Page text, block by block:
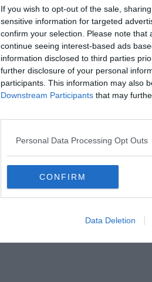
If you wish to opt-out of the sale,
sensitive information for targeted
confirm your selection. Please note
continue seeing interest-based ads
information disclosed to third parties
further disclosure of your personal
participants. This information may also
Downstream Participants that may
Personal Data Processing Opt Outs
CONFIRM
Data Deletion